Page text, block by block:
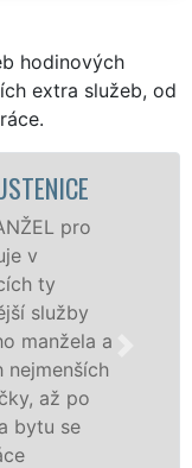
hodinových
extra služeb, od